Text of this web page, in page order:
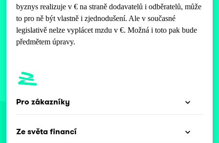
byznys realizuje v € na straně dodavatelů i odběratelů, může
to pro ně být vlastně i zjednodušení. Ale v současné
legislativě nelze vyplácet mzdu v €. Možná i toto pak bude
předmětem úpravy.
Pro zákazníky
Ze světa financí